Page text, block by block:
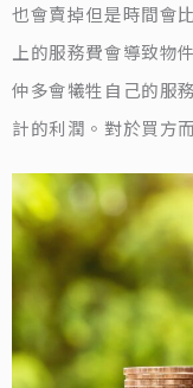
也會賣掉但是時間會
上的服務費會導致物
仲多會犧牲自己的服
計的利潤。對於買方